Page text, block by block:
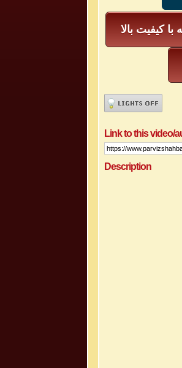
با کیفیت بالا
Link to this video/
Description